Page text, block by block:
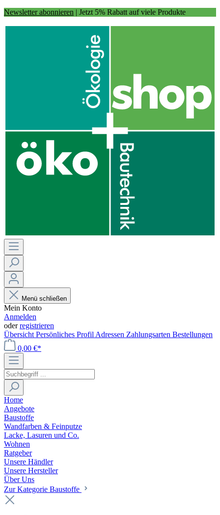
Newsletter abonnieren | Jetzt 5% Rabatt auf viele Produkte
Menü schließen
Mein Konto
Anmelden
oderregistrieren
Übersicht Persönliches Profil Adressen Zahlungsarten Bestellungen
0,00 €*
Home
Angebote
Baustoffe
Wandfarben & Feinputze
Lacke, Lasuren und Co.
Wohnen
Ratgeber
Unsere Händler
Unsere Hersteller
Über Uns
Zur Kategorie Baustoffe